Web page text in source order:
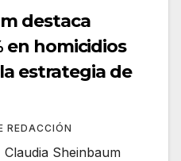
destaca
en homicidios
estrategia de
REDACCIÓN
Sheinbaum